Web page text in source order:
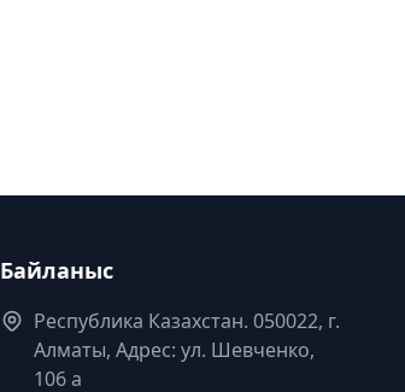
Байланыс
Республика Казахстан. 050022, г.
Алматы, Адрес: ул. Шевченко,
106 а